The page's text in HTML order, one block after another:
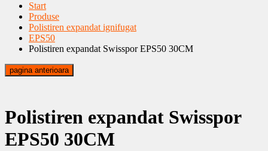
Start
Produse
Polistiren expandat ignifugat
EPS50
Polistiren expandat Swisspor EPS50 30CM
pagina anterioara
Polistiren expandat Swisspor
EPS50 30CM